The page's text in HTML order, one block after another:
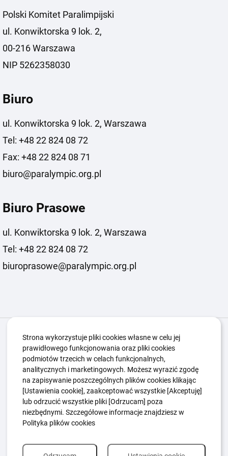
Polski Komitet Paralimpijski
ul. Konwiktorska 9 lok. 2,
00-216 Warszawa
NIP 5262358030
Biuro
ul. Konwiktorska 9 lok. 2, Warszawa
Tel: +48 22 824 08 72
Fax: +48 22 824 08 71
biuro@paralympic.org.pl
Biuro Prasowe
ul. Konwiktorska 9 lok. 2, Warszawa
Tel: +48 22 824 08 72
biuroprasowe@paralympic.org.pl
Igrzyska Paralimpijskie O nas
Kwalifikacje ZSK
Kluby Aktualności
Edukacja
Guttmanny Kontakt
Polityka Ochrony Dzieci
Sygnaliści
Polityka plików cookie
Strona wykorzystuje pliki cookies własne w celu jej
prawidłowego funkcjonowania oraz pliki cookies
podmiotów trzecich w celach funkcjonalnych,
analitycznych i marketingowych. Możesz wyrazić zgodę
na zapisywanie poszczególnych plików cookies klikając
[Ustawienia cookie], zaakceptować wszystkie [Akceptuję]
lub odrzucić wszystkie pliki [Odrzucam] poza
niezbędnymi. Szczegółowe informacje znajdziesz w
Polityka plików cookies